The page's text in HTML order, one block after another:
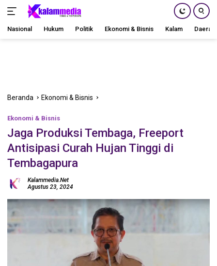
Nasional Hukum Politik Ekonomi & Bisnis Kalam Daerah
Beranda Ekonomi & Bisnis
Ekonomi & Bisnis
Jaga Produksi Tembaga, Freeport
Antisipasi Curah Hujan Tinggi di
Tembagapura
Kalammedia.net
Agustus 23, 2024